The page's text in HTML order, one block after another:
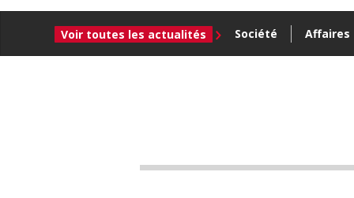
Voir toutes les actualités Société Affaires